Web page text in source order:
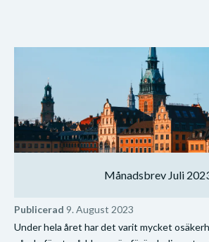
Månadsbrev Juli
Publicerad 9. August 2023
Under hela året har det varit mycket